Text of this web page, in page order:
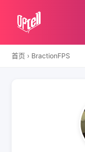
首页 › BractionFPS